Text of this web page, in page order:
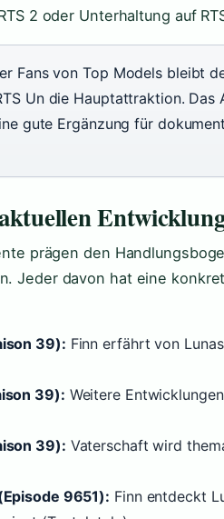
2 oder Unterhaltung auf
Fans von Top Models bleibt
Un die Hauptattraktion. Das
gute Ergänzung für
prägen den
Jeder davon hat eine
39): Finn erfährt von
39): Weitere
39): Vaterschaft wird
9651): Finn entdeckt